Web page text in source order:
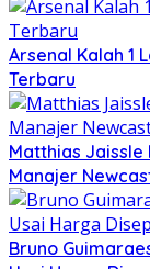
Arsenal Kalah 1
Terbaru
Matthias Jaissle
Manajer
Bruno